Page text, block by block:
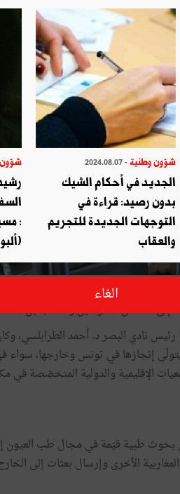
إلى عدد من الممرضين والمشجعين.
نادي البصر د. أحمد الطرابلسي،
إنجازها في تونس وخارجها، سواء
الإقليمية والدولية المتخصّصة في
بحوث طبية قيّمة في مجال طب العيون
الأخرى وإرسال بعثات إلى
شؤون وطنية - 2024.08.07
الجديد في أحكام الشيك
بدون رصيد: قراءة في
التوجهات الجديدة للتجريم
والعقاب
شؤون
:
الغاء